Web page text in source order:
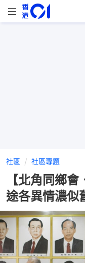
社區 社區專題
【北角同鄉
途各異情濃似